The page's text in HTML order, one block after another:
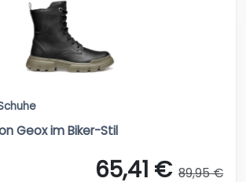
Geox im Biker-Stil
65,41 € 89,95 €